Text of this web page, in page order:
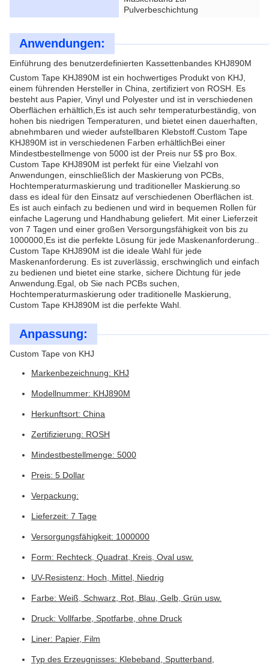
Pulverbeschichtung
Anwendungen:
Einführung des benutzerdefinierten Kassettenbandes KHJ890M
Custom Tape KHJ890M ist ein hochwertiges Produkt von KHJ,
einem führenden Hersteller in China, zertifiziert von ROSH. Es
besteht aus Papier, Vinyl und Polyester und ist in verschiedenen
Oberflächen erhältlich,Es ist auch sehr temperaturbeständig, von
hohen bis niedrigen Temperaturen, und bietet einen dauerhaften,
abnehmbaren und wieder aufstellbaren Klebstoff.Custom Tape
KHJ890M ist in verschiedenen Farben erhältlichBei einer
Mindestbestellmenge von 5000 ist der Preis nur 5$ pro Box.
Custom Tape KHJ890M ist perfekt für eine Vielzahl von
Anwendungen, einschließlich der Maskierung von PCBs,
Hochtemperaturmaskierung und traditioneller Maskierung.so
dass es ideal für den Einsatz auf verschiedenen Oberflächen ist.
Es ist auch einfach zu bedienen und wird in bequemen Rollen für
einfache Lagerung und Handhabung geliefert. Mit einer Lieferzeit
von 7 Tagen und einer großen Versorgungsfähigkeit von bis zu
1000000,Es ist die perfekte Lösung für jede Maskenanforderung..
Custom Tape KHJ890M ist die ideale Wahl für jede
Maskenanforderung. Es ist zuverlässig, erschwinglich und einfach
zu bedienen und bietet eine starke, sichere Dichtung für jede
Anwendung.Egal, ob Sie nach PCBs suchen,
Hochtemperaturmaskierung oder traditionelle Maskierung,
Custom Tape KHJ890M ist die perfekte Wahl.
Anpassung:
Custom Tape von KHJ
Markenbezeichnung: KHJ
Modellnummer: KHJ890M
Herkunftsort: China
Zertifizierung: ROSH
Mindestbestellmenge: 5000
Preis: 5 Dollar
Verpackung:
Lieferzeit: 7 Tage
Versorgungsfähigkeit: 1000000
Form: Rechteck, Quadrat, Kreis, Oval usw.
UV-Resistenz: Hoch, Mittel, Niedrig
Farbe: Weiß, Schwarz, Rot, Blau, Gelb, Grün usw.
Druck: Vollfarbe, Spotfarbe, ohne Druck
Liner: Papier, Film
Typ des Erzeugnisses: Klebeband, Sputterband,